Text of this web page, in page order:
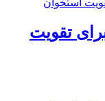
تقویت